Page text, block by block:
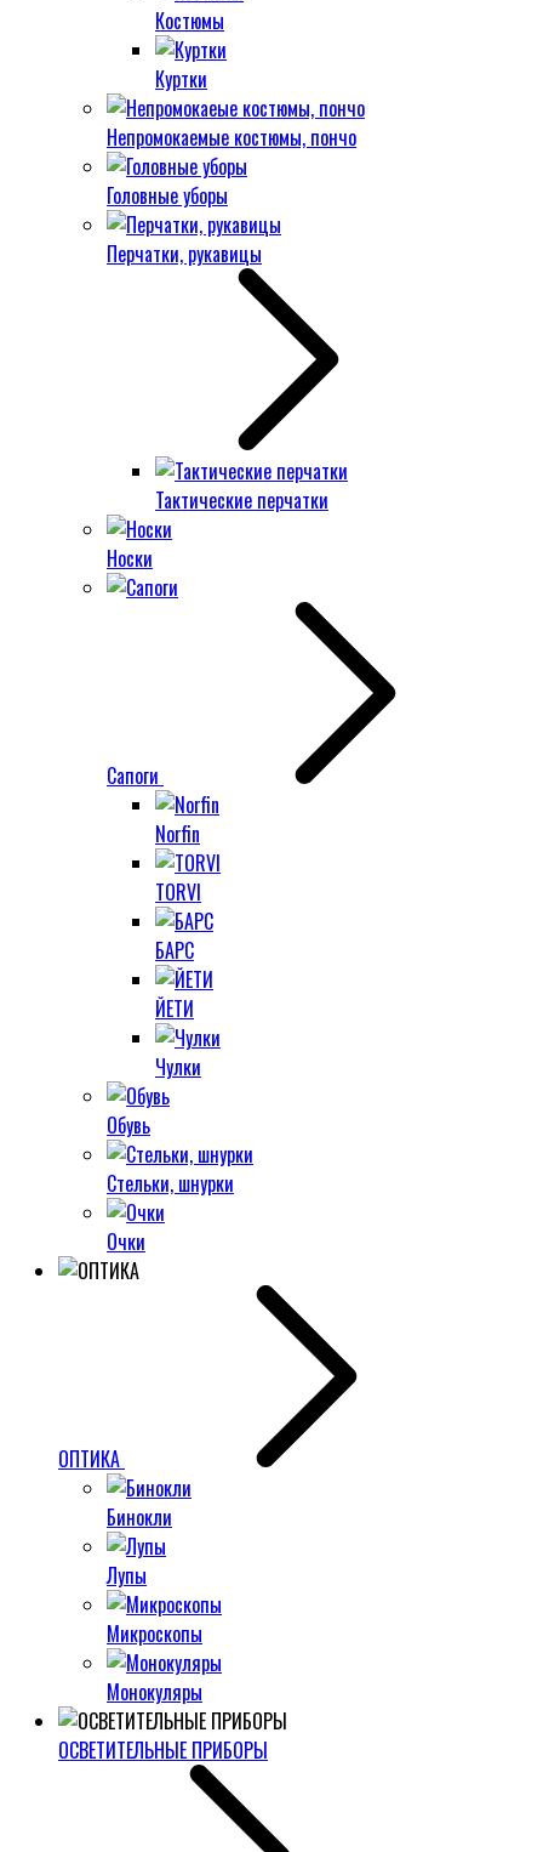
Костюмы
Куртки
Непромокаемые костюмы, пончо
Головные уборы
Перчатки, рукавицы
Тактические перчатки
Носки
Сапоги
Norfin
TORVI
БАРС
ЙЕТИ
Чулки
Обувь
Стельки, шнурки
Очки
ОПТИКА
Бинокли
Лупы
Микроскопы
Монокуляры
ОСВЕТИТЕЛЬНЫЕ ПРИБОРЫ